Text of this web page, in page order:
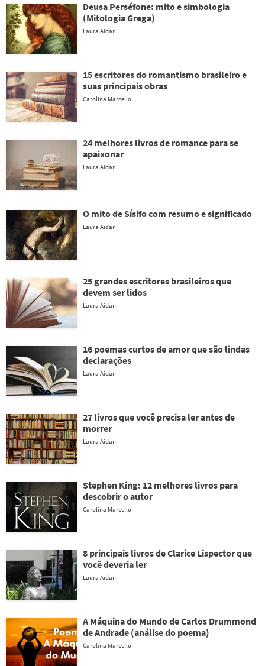
Deusa Perséfone: mito e simbologia
(Mitologia Grega)
Laura Aidar
15 escritores do romantismo brasileiro e
suas principais obras
Carolina Marcello
24 melhores livros de romance para se
apaixonar
Laura Aidar
O mito de Sísifo com resumo e significado
Laura Aidar
25 grandes escritores brasileiros que
devem ser lidos
Laura Aidar
16 poemas curtos de amor que são lindas
declarações
Laura Aidar
27 livros que você precisa ler antes de
morrer
Laura Aidar
Stephen King: 12 melhores livros para
descobrir o autor
Carolina Marcello
8 principais livros de Clarice Lispector que
você deveria ler
Laura Aidar
A Máquina do Mundo de Carlos Drummond
de Andrade (análise do poema)
Carolina Marcello